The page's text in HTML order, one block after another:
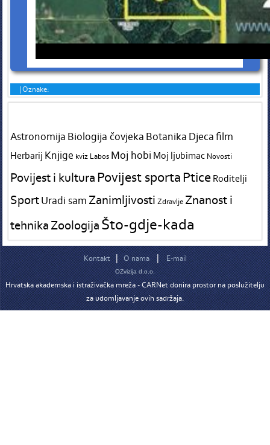
|Oznake:
Astronomija Biologija čovjeka Botanika Djeca film
Herbarij Knjige kviz Labos Moj hobi Moj ljubimac Novosti
Povijest i kultura Povijest sportaPtice Roditelji
SportUradi sam Zanimljivosti Zdravlje Znanost i
tehnika Zoologija Što-gdje-kada
Kontakt|O nama|E-mail
OZvizija d.o.o.
Hrvatska akademska i istraživačka mreža - CARNet donira prostor na poslužitelju
za udomljavanje ovih sadržaja.